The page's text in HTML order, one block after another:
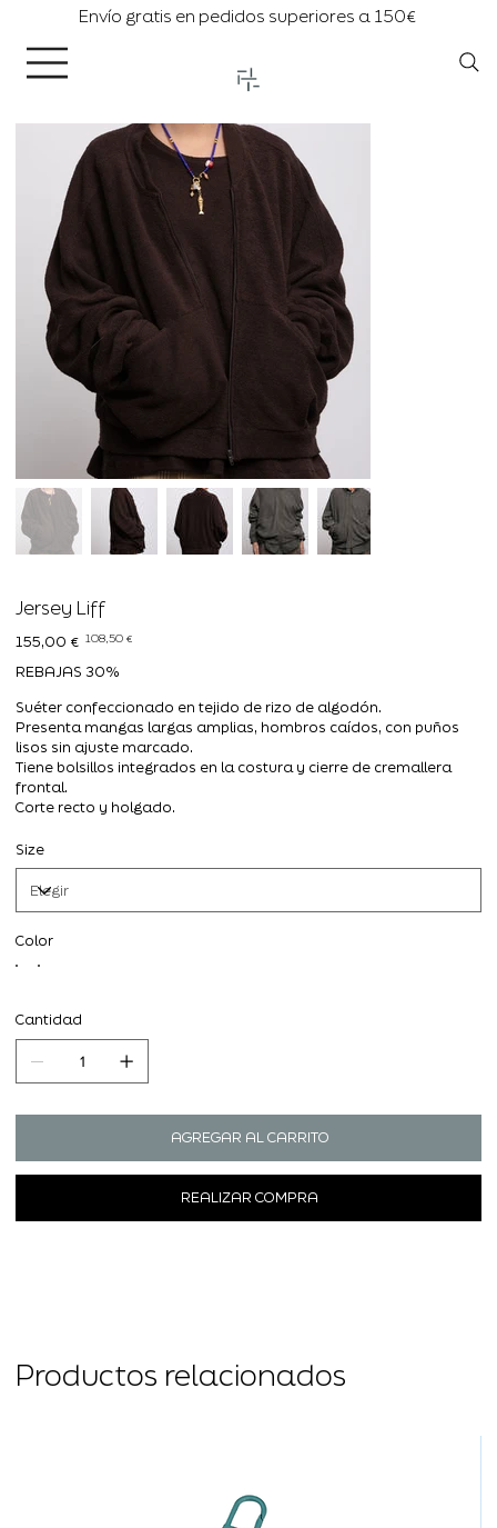
Envío gratis en pedidos superiores a 150€
Jersey Liff
Precio
original
155,00 € Precio
108,50 €
REBAJAS 30%
Suéter confeccionado en tejido de rizo de algodón.
Presenta mangas largas amplias, hombros caídos, con puños
lisos sin ajuste marcado.
Tiene bolsillos integrados en la costura y cierre de cremallera
frontal.
Corte recto y holgado.
Size
Color
Cantidad
AGREGAR AL CARRITO
REALIZAR COMPRA
Productos relacionados